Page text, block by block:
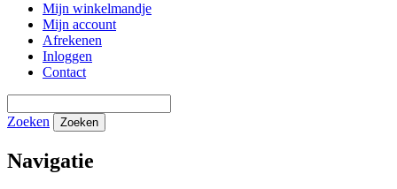
Mijn winkelmandje
Mijn account
Afrekenen
Inloggen
Contact
Zoeken Zoeken
Navigatie